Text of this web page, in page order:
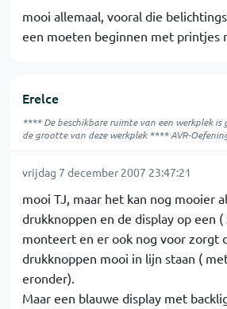
mooi allemaal, vooral die
een moeten beginnen met printjes
Erelce
**** De beschikbare ruimte van een werkplek is
de grootte van deze werkplek **** AVR-
vrijdag 7 december 2007 23:47:21
mooi TJ, maar het kan nog mooier
drukknoppen en de display op een
monteert en er ook nog voor zorgt
drukknoppen mooi in lijn staan (
eronder).
Maar een blauwe display met